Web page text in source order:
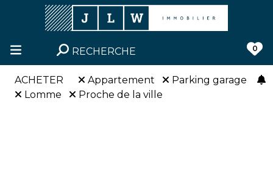
RECHERCHE 0
ACHETER Appartement
Parking garage
Lomme
Proche de la ville